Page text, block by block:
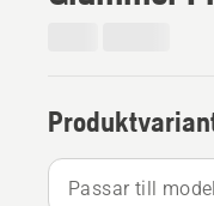
Passar till